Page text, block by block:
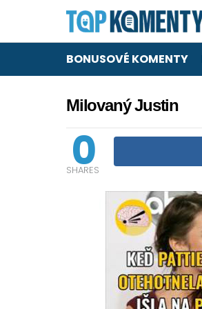
BONUSOVÉ KOMENTY
Milovaný Justin
0
SHARES